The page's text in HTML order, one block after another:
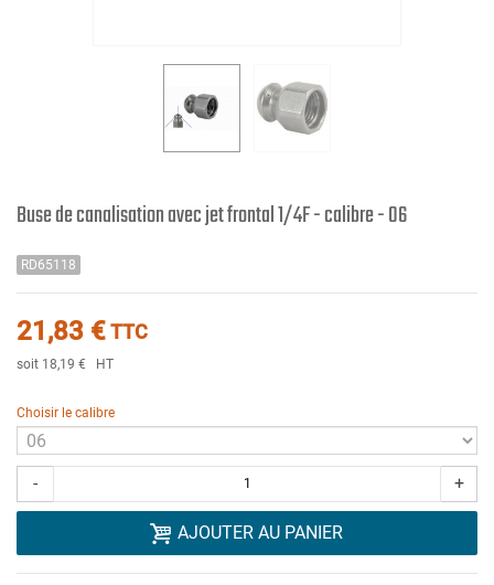
Buse de canalisation avec jet frontal 1/4F - calibre - 06
RD65118
21,83 €TTC
soit 18,19 € HT
Choisir le calibre
- +
AJOUTER AU PANIER